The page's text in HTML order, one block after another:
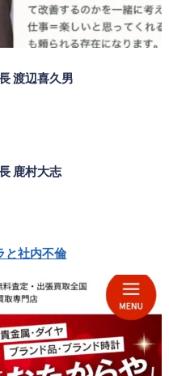
渡辺喜久男
鹿村大志
と社内不倫